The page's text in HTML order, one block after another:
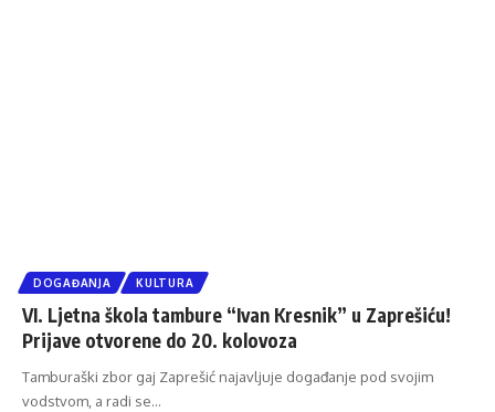
DOGAĐANJA KULTURA
VI. Ljetna škola tambure “Ivan Kresnik” u Zaprešiću!
Prijave otvorene do 20. kolovoza
Tamburaški zbor gaj Zaprešić najavljuje događanje pod svojim
vodstvom, a radi se…